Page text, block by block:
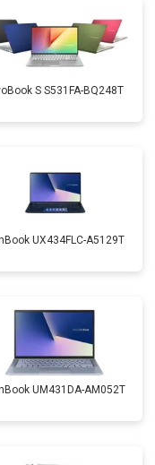
S S531FA-BQ248T
UX434FLC-A5129T
UM431DA-AM052T